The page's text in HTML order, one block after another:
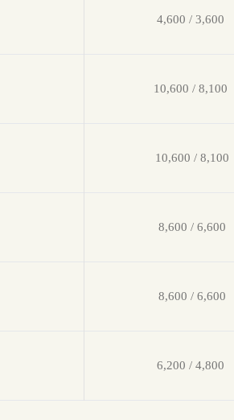
4,600 / 3,600
10,600 / 8,100
10,600 / 8,100
8,600 / 6,600
8,600 / 6,600
6,200 / 4,800